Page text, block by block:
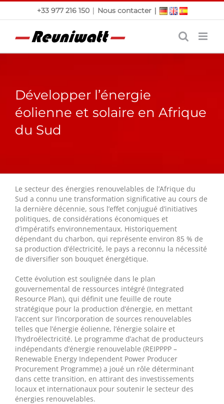
Passer
+33 977 216 150 | Nous contacter|
Développer l’énergie
éolienne et solaire en Afrique
du Sud
Le secteur des énergies renouvelables de l’Afrique du
Sud a connu une transformation significative au cours de
la dernière décennie, sous l’effet conjugué d’initiatives
politiques, de considérations économiques et
d’impératifs environnementaux. Historiquement
dépendant du charbon, qui représente environ 85 % de
sa production d’électricité, le pays a reconnu la nécessité
de diversifier son bouquet énergétique.
Cette évolution est soulignée dans le plan
gouvernemental de ressources intégré (Integrated
Resource Plan), qui définit une feuille de route
stratégique pour la production d’énergie, en mettant
l’accent sur l’incorporation de sources renouvelables
telles que l’énergie éolienne, l’énergie solaire et
l’hydroélectricité. Le programme d’achat de producteurs
indépendants d’énergie renouvelable (REIPPPP –
Renewable Energy Independent Power Producer
Procurement Programme) a joué un rôle déterminant
dans cette transition, en attirant des investissements
locaux et internationaux pour soutenir le secteur des
énergies renouvelables.